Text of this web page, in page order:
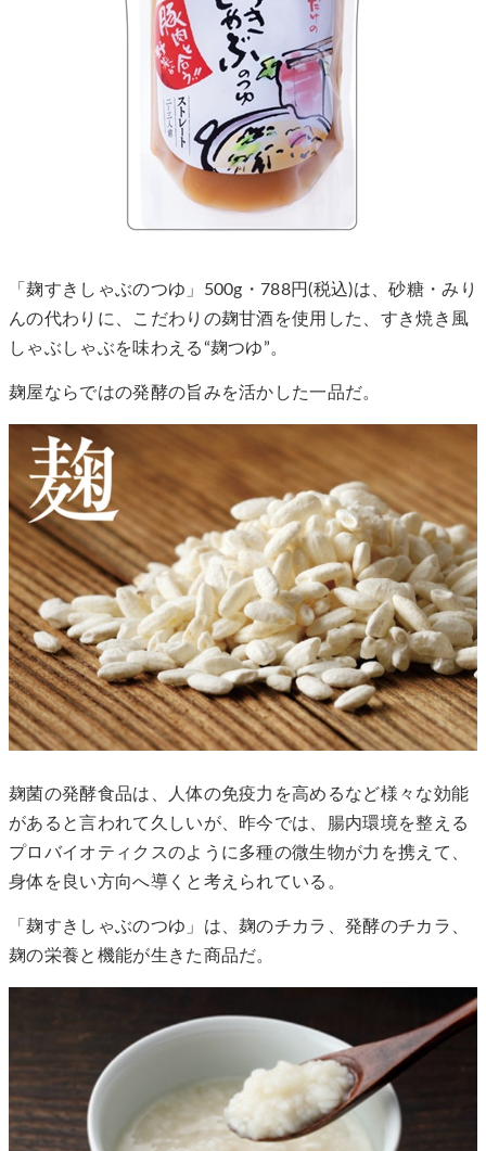
「麹すきしゃぶのつゆ」500g・788円(税込)は、砂糖・みり
んの代わりに、こだわりの麹甘酒を使用した、すき焼き風
しゃぶしゃぶを味わえる“麹つゆ”。
麹屋ならではの発酵の旨みを活かした一品だ。
麹菌の発酵食品は、人体の免疫力を高めるなど様々な効能
があると言われて久しいが、昨今では、腸内環境を整える
プロバイオティクスのように多種の微生物が力を携えて、
身体を良い方向へ導くと考えられている。
「麹すきしゃぶのつゆ」は、麹のチカラ、発酵のチカラ、
麹の栄養と機能が生きた商品だ。